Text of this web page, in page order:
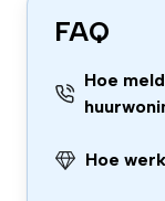
FAQ
Hoe
Hoe